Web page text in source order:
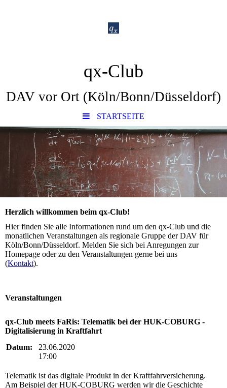
qx-Club
DAV vor Ort (Köln/Bonn/Düsseldorf)
STARTSEITE
Herzlich willkommen beim qx-Club!
Hier finden Sie alle Informationen rund um den qx-Club und die
monatlichen Veranstaltungen als regionale Gruppe der DAV für
Köln/Bonn/Düsseldorf. Melden Sie sich bei Anregungen zur
Homepage oder zu den Veranstaltungen gerne bei uns
(Kontakt).
Veranstaltungen
qx-Club meets FaRis: Telematik bei der HUK-COBURG -
Digitalisierung in Kraftfahrt
Datum:
23.06.2020
17:00
Telematik ist das digitale Produkt in der Kraftfahrversicherung.
Am Beispiel der HUK-COBURG werden wir die Geschichte